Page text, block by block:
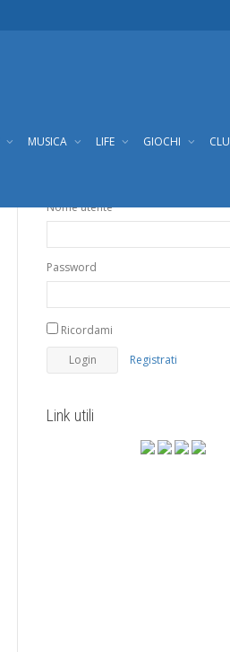
MUSICA LIFE GIOCHI
Nome utente
Password
Ricordami
Registrati
Link utili